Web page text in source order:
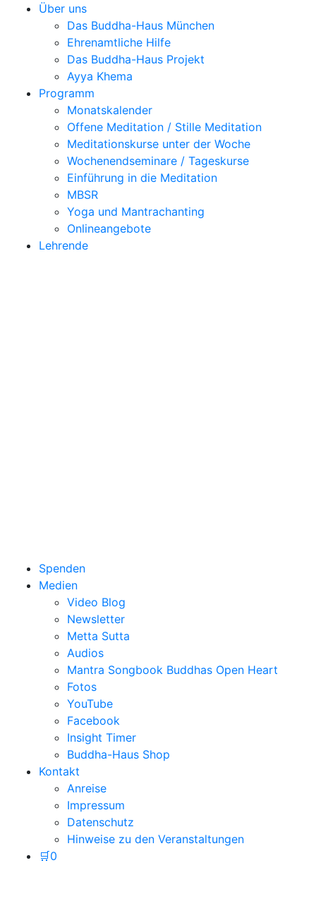
Über uns
Das Buddha-Haus München
Ehrenamtliche Hilfe
Das Buddha-Haus Projekt
Ayya Khema
Programm
Monatskalender
Offene Meditation / Stille Meditation
Meditationskurse unter der Woche
Wochenendseminare / Tageskurse
Einführung in die Meditation
MBSR
Yoga und Mantrachanting
Onlineangebote
Lehrende
Spenden
Medien
Video Blog
Newsletter
Metta Sutta
Audios
Mantra Songbook Buddhas Open Heart
Fotos
YouTube
Facebook
Insight Timer
Buddha-Haus Shop
Kontakt
Anreise
Impressum
Datenschutz
Hinweise zu den Veranstaltungen
🛒0